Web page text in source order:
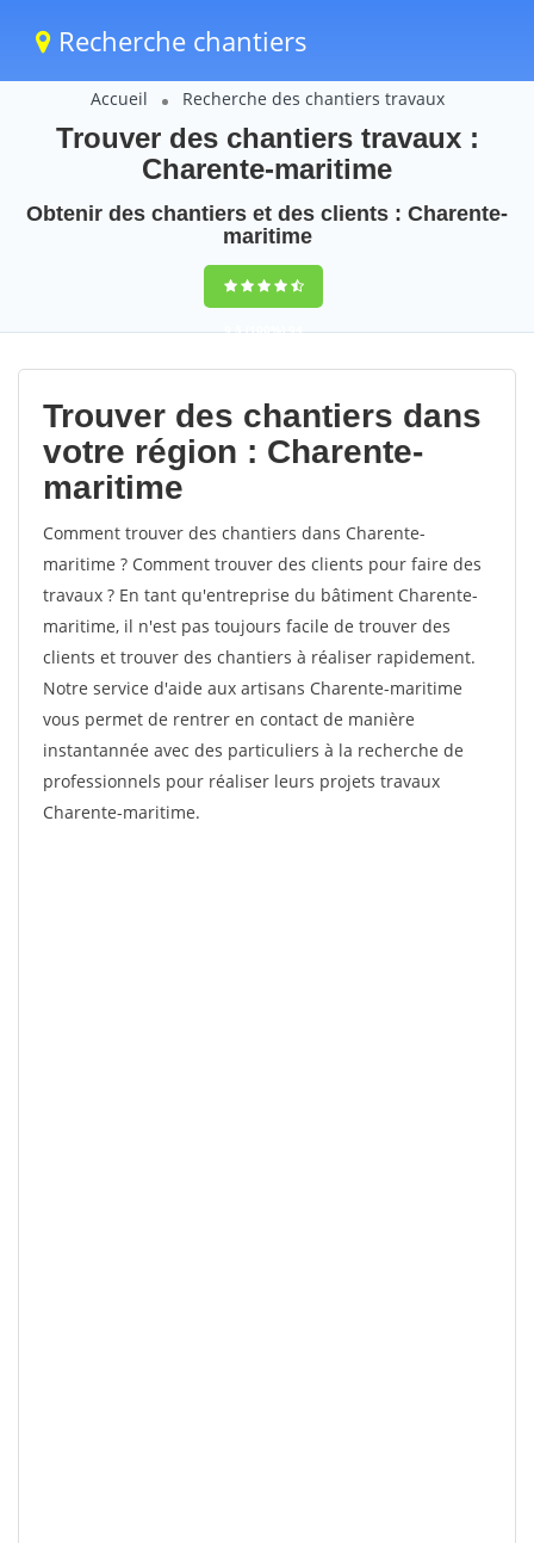
Recherche chantiers
Accueil Recherche des chantiers travaux
Trouver des chantiers travaux :
Charente-maritime
Obtenir des chantiers et des clients : Charente-
maritime
9,5(100%)94
votes
Trouver des chantiers dans
votre région : Charente-
maritime
Comment trouver des chantiers dans Charente-
maritime ? Comment trouver des clients pour faire des
travaux ? En tant qu'entreprise du bâtiment Charente-
maritime, il n'est pas toujours facile de trouver des
clients et trouver des chantiers à réaliser rapidement.
Notre service d'aide aux artisans Charente-maritime
vous permet de rentrer en contact de manière
instantannée avec des particuliers à la recherche de
professionnels pour réaliser leurs projets travaux
Charente-maritime.